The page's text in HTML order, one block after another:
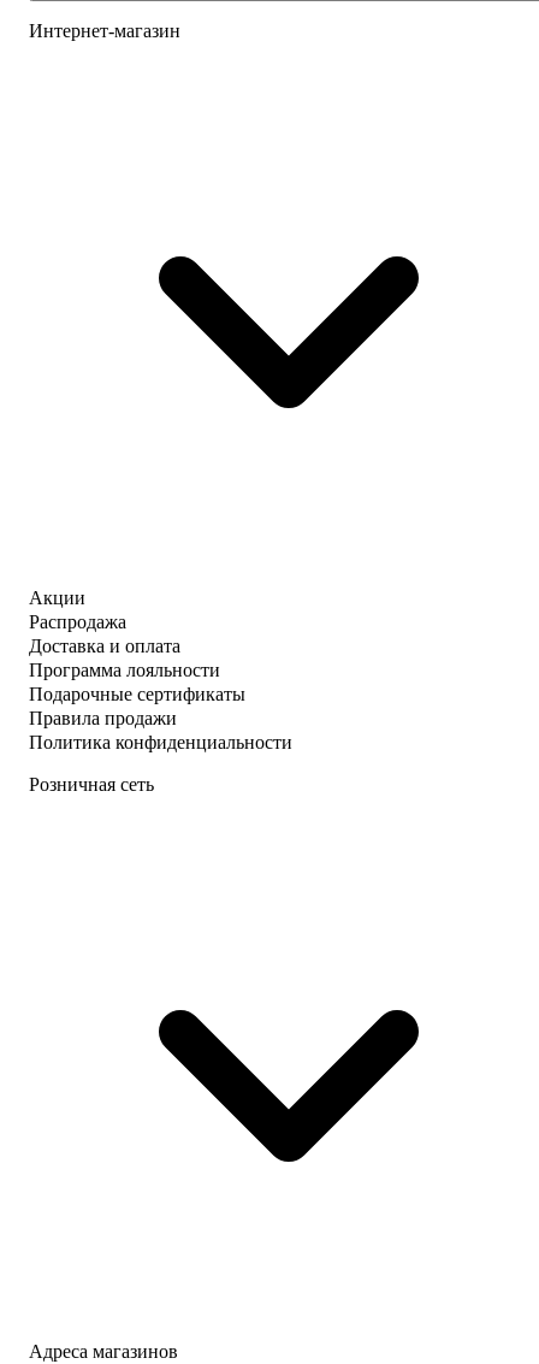
Интернет-магазин
Акции
Распродажа
Доставка и оплата
Программа лояльности
Подарочные сертификаты
Правила продажи
Политика конфиденциальности
Розничная сеть
Адреса магазинов